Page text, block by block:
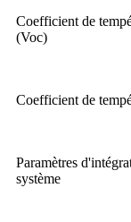
Coefficient de
(Voc)
Coefficient de
Paramètres
système